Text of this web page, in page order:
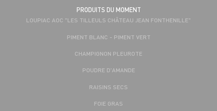
PRODUITS DU MOMENT
LOUPIAC AOC "LES TILLEULS CHÂTEAU JEAN FONTHENILLE"
PIMENT BLANC - PIMENT VERT
CHAMPIGNON PLEUROTE
POUDRE D'AMANDE
RAISINS SECS
FOIE GRAS